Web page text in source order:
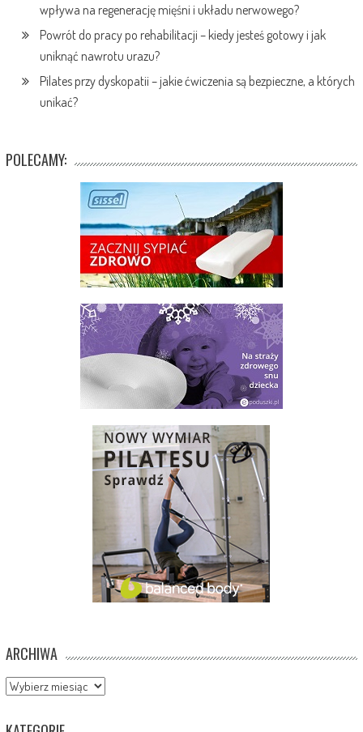
wpływa na regenerację mięśni i układu nerwowego?
Powrót do pracy po rehabilitacji – kiedy jesteś gotowy i jak
uniknąć nawrotu urazu?
Pilates przy dyskopatii – jakie ćwiczenia są bezpieczne, a których
unikać?
POLECAMY:
ARCHIWA
Archiwa